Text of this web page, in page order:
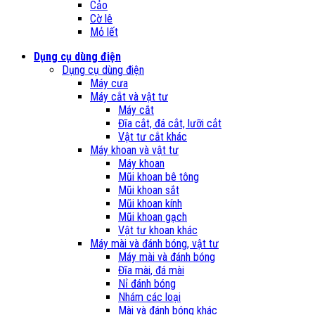
Cảo
Cờ lê
Mỏ lết
Dụng cụ dùng điện
Dụng cụ dùng điện
Máy cưa
Máy cắt và vật tư
Máy cắt
Đĩa cắt, đá cắt, lưỡi cắt
Vật tư cắt khác
Máy khoan và vật tư
Máy khoan
Mũi khoan bê tông
Mũi khoan sắt
Mũi khoan kính
Mũi khoan gạch
Vật tư khoan khác
Máy mài và đánh bóng, vật tư
Máy mài và đánh bóng
Đĩa mài, đá mài
Nỉ đánh bóng
Nhám các loại
Mài và đánh bóng khác